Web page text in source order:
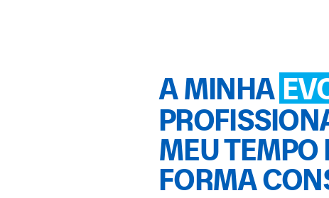
A MINHA
MEU TEMPO
FORMA